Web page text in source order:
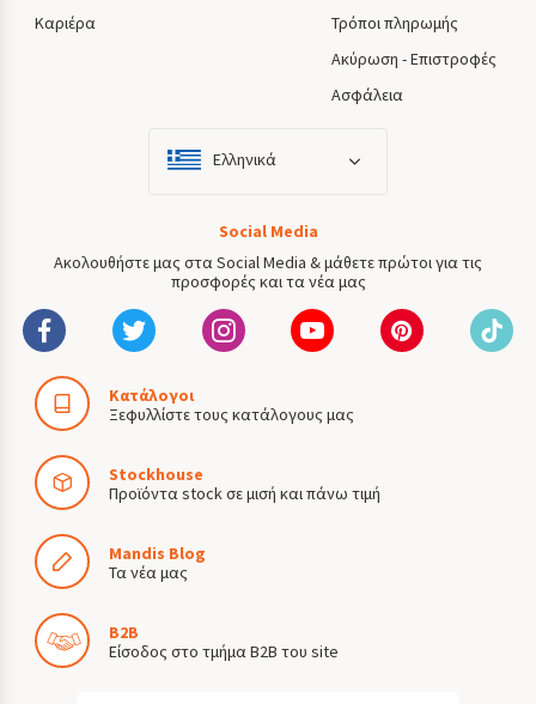
Καριέρα
Τρόποι πληρωμής
Ακύρωση - Επιστροφές
Ασφάλεια
Ελληνικά
Social Media
Ακολουθήστε μας στα Social Media & μάθετε πρώτοι για τις
προσφορές και τα νέα μας
Κατάλογοι
Ξεφυλλίστε τους κατάλογους μας
Stockhouse
Προϊόντα stock σε μισή και πάνω τιμή
Mandis Blog
Τα νέα μας
B2B
Είσοδος στο τμήμα B2B του site